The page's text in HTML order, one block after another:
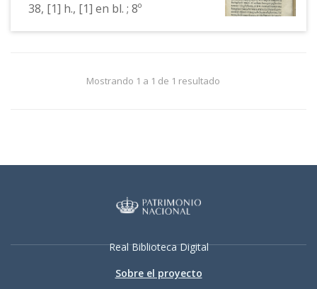
38, [1] h., [1] en bl. ; 8º
Mostrando 1 a 1 de 1 resultado
Real Biblioteca Digital
Sobre el proyecto